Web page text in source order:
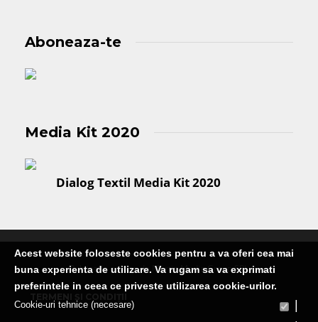
Aboneaza-te
Media Kit 2020
Dialog Textil Media Kit 2020
Publicatie editata de Martin Media Group SRL
Acest website foloseste cookies pentru a va oferi cea mai
buna experienta de utilizare. Va rugam sa va exprimati
preferintele in ceea ce priveste utilizarea cookie-urilor.
Cookie-uri tehnice (necesare)